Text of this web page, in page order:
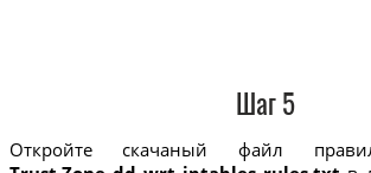
Шаг 5
Откройте скачаный файл